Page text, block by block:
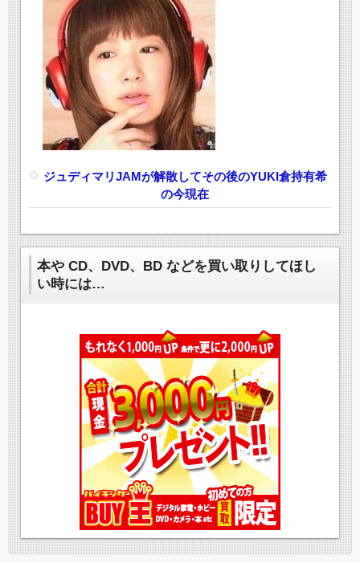
ジュディマリJAMが解散してその後のYUKI倉持有希
の今現在
本や CD、DVD、BD などを買い取りしてほし
い時には…